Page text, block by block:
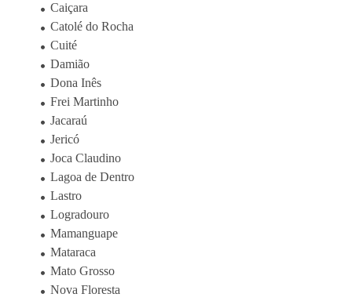
Caiçara
Catolé do Rocha
Cuité
Damião
Dona Inês
Frei Martinho
Jacaraú
Jericó
Joca Claudino
Lagoa de Dentro
Lastro
Logradouro
Mamanguape
Mataraca
Mato Grosso
Nova Floresta